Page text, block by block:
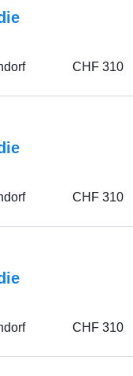
CHF 310
CHF 310
CHF 310